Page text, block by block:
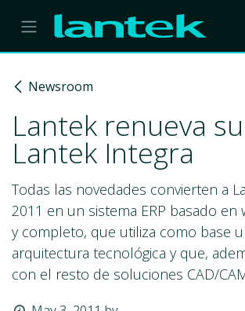
Skip to Content
Newsroom
Lantek renueva su
Lantek Integra
Todas las novedades convierten a
2011 en un sistema ERP basado
y completo, que utiliza como base
arquitectura tecnológica y que,
con el resto de soluciones CAD/